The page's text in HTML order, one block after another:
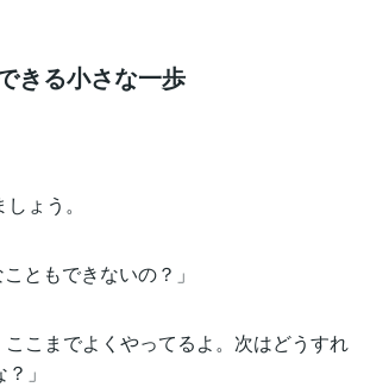
きる小さな一歩
ょう。
ともできないの？」
こまでよくやってるよ。次はどうすれ
」